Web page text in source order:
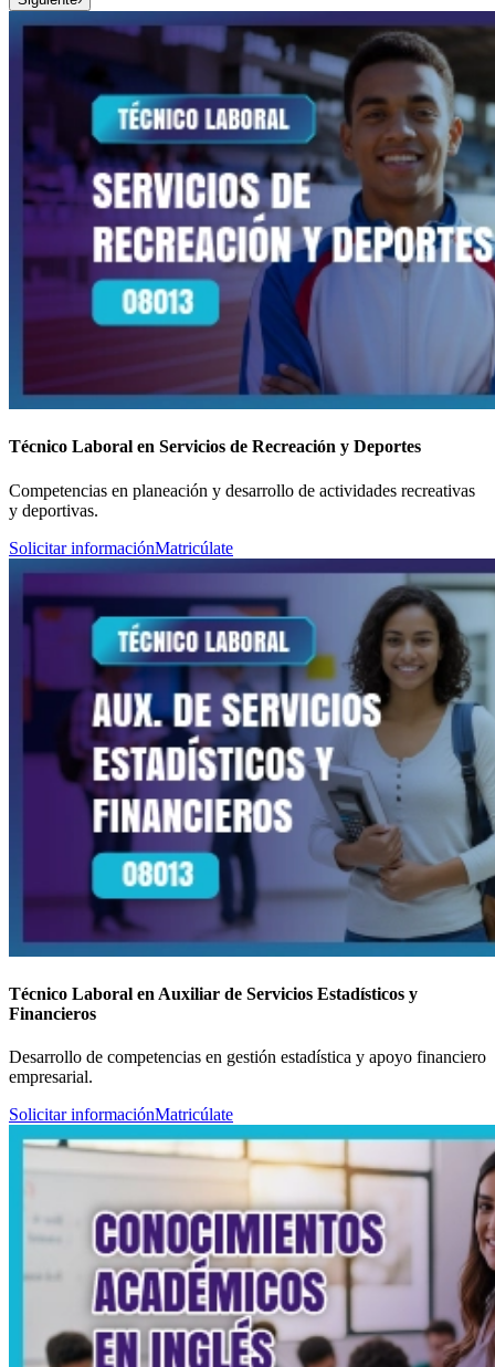
Técnico Laboral en Servicios de Recreación y Deportes
Competencias en planeación y desarrollo de actividades recreativas
y deportivas.
Solicitar informaciónMatricúlate
Técnico Laboral en Auxiliar de Servicios Estadísticos y
Financieros
Desarrollo de competencias en gestión estadística y apoyo financiero
empresarial.
Solicitar informaciónMatricúlate